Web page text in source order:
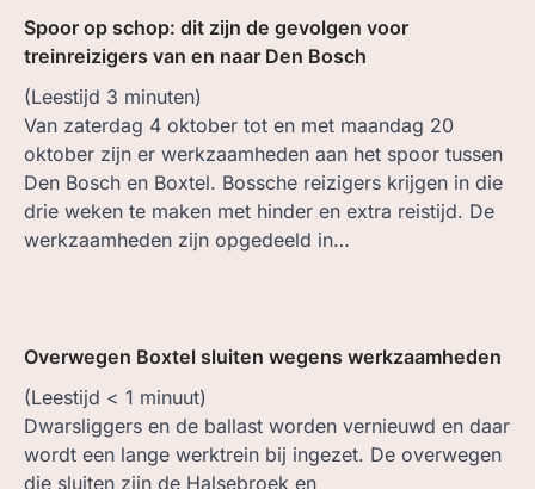
Spoor op schop: dit zijn de gevolgen voor
treinreizigers van en naar Den Bosch
(Leestijd 3 minuten)
Van zaterdag 4 oktober tot en met maandag 20
oktober zijn er werkzaamheden aan het spoor tussen
Den Bosch en Boxtel. Bossche reizigers krijgen in die
drie weken te maken met hinder en extra reistijd. De
werkzaamheden zijn opgedeeld in…
Overwegen Boxtel sluiten wegens werkzaamheden
(Leestijd < 1 minuut)
Dwarsliggers en de ballast worden vernieuwd en daar
wordt een lange werktrein bij ingezet. De overwegen
die sluiten zijn de Halsebroek en